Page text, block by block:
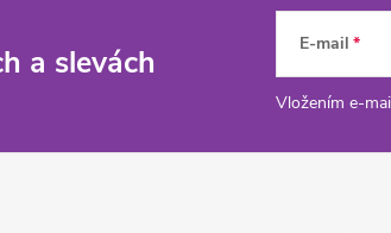
a slevách E-mail
Vložením e-